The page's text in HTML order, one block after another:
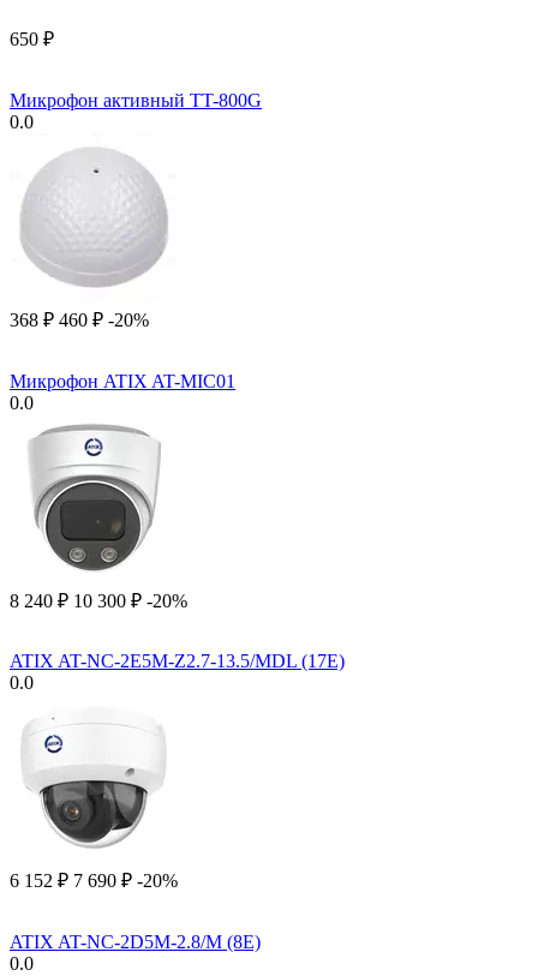
‍650‍ ₽
Микрофон активный TT-800G
0.0
‍368‍ ₽ ‍460‍ ₽ -20%
Микрофон ATIX AT-MIC01
0.0
8 240 ₽ 10 300 ₽ -20%
ATIX AT-NC-2E5M-Z2.7-13.5/MDL (17E)
0.0
6 152 ₽ 7 690 ₽ -20%
ATIX AT-NC-2D5M-2.8/M (8E)
0.0